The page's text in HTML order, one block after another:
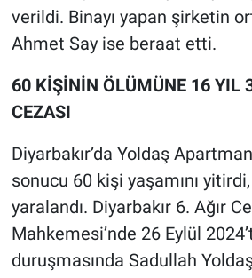
verildi. Binayı yapan şirketin
Ahmet Say ise beraat etti.
60 KİŞİNİN ÖLÜMÜNE 16 YIL
CEZASI
Diyarbakır’da Yoldaş
sonucu 60 kişi yaşamını
yaralandı. Diyarbakır 6. Ağır
Mahkemesi’nde 26 Eylül
duruşmasında Sadullah